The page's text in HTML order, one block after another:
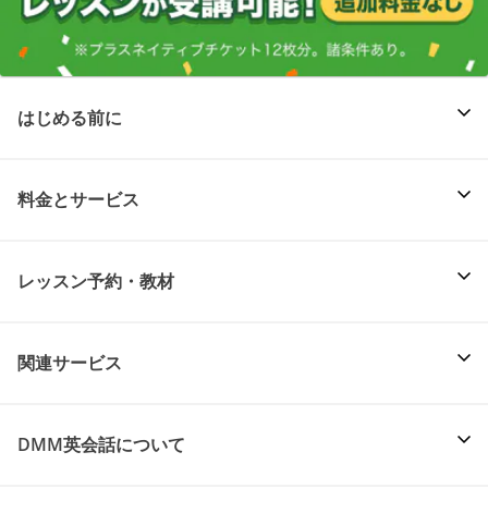
はじめる前に
料金とサービス
レッスン予約・教材
関連サービス
DMM英会話について